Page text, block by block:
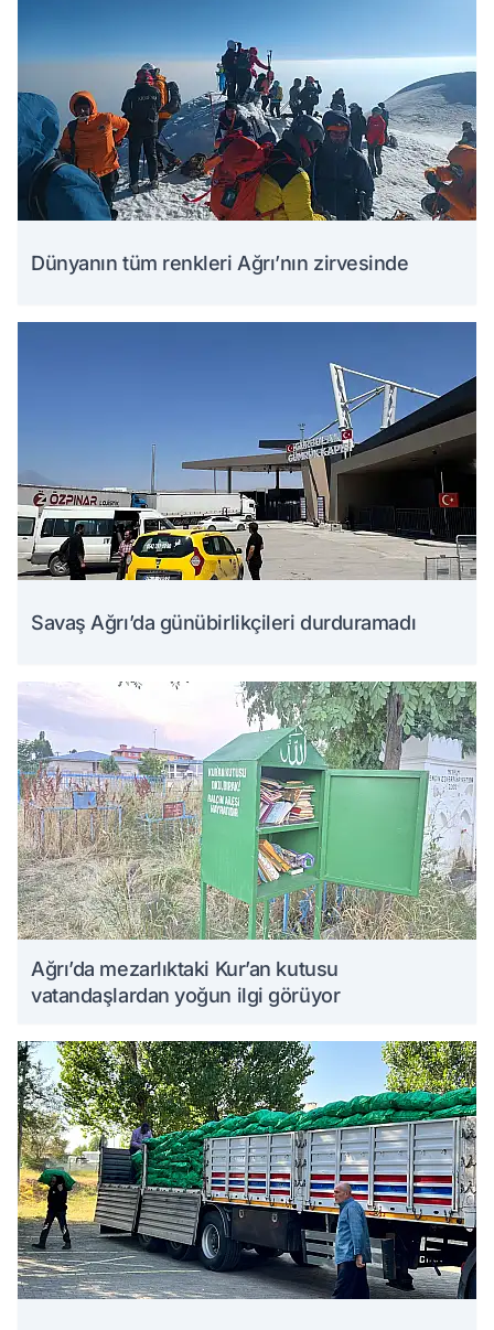
Dünyanın tüm renkleri Ağrı’nın zirvesinde
Savaş Ağrı’da günübirlikçileri durduramadı
Ağrı’da mezarlıktaki Kur’an kutusu
vatandaşlardan yoğun ilgi görüyor